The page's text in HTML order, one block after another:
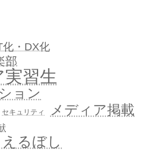
化・DX化
部
習生
ョン
セキュリティ メディア掲載
るぼし